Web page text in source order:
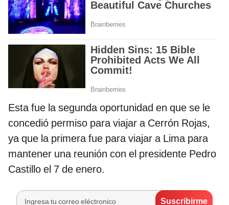
Esta fue la segunda oportunidad en que se le
concedió permiso para viajar a Cerrón Rojas,
ya que la primera fue para viajar a Lima para
mantener una reunión con el presidente Pedro
Castillo el 7 de enero.